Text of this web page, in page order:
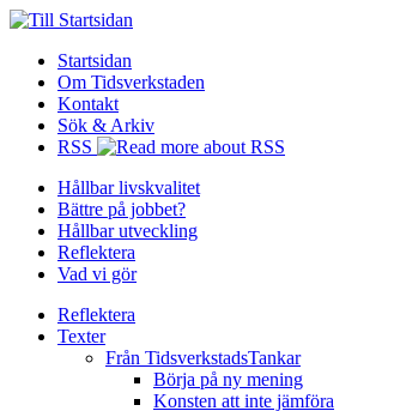
Startsidan
Om Tidsverkstaden
Kontakt
Sök & Arkiv
RSS
Hållbar livskvalitet
Bättre på jobbet?
Hållbar utveckling
Reflektera
Vad vi gör
Reflektera
Texter
Från TidsverkstadsTankar
Börja på ny mening
Konsten att inte jämföra